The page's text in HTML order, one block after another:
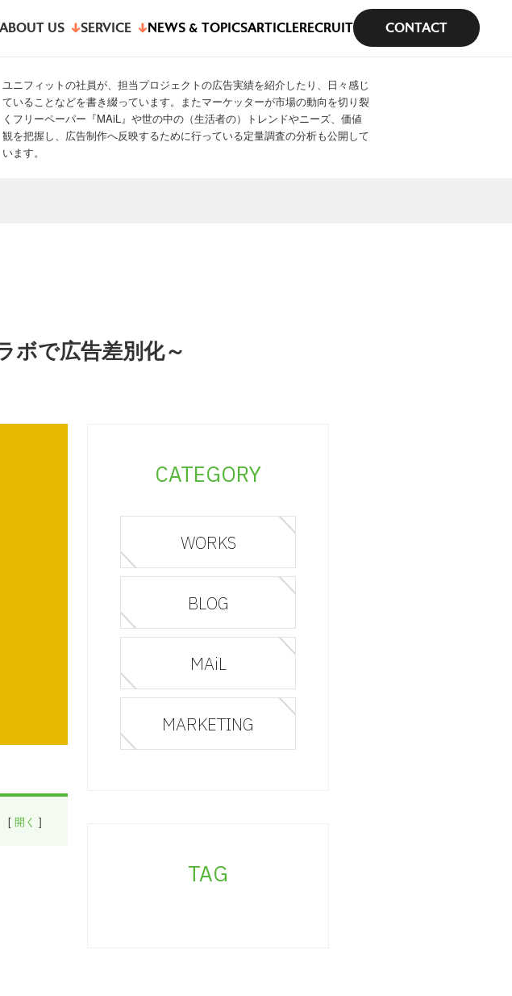
ABOUT US SERVICE NEWS & TOPICSARTICLERECRUIT CONTACT
ユニフィットの社員が、担当プロジェクトの広告実績を紹介したり、日々感じ
ていることなどを書き綴っています。またマーケッターが市場の動向を切り裂
くフリーペーパー『MAiL』や世の中の（生活者の）トレンドやニーズ、価値
観を把握し、広告制作へ反映するために行っている定量調査の分析も公開して
います。
ボで広告差別化～
[ 開く ]
CATEGORY
WORKS
BLOG
MAiL
MARKETING
TAG